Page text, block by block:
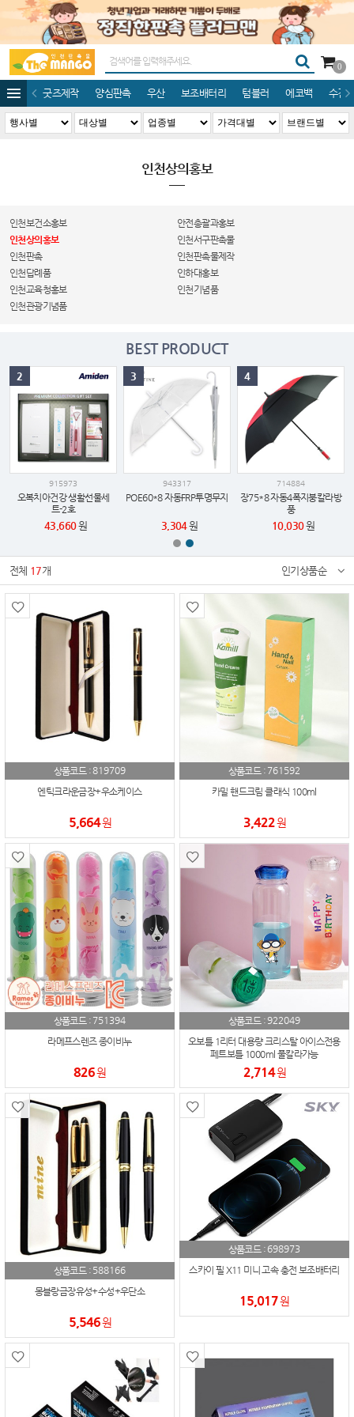
0
굿즈제작 양심판촉 우산 보조배터리 텀블러 에코백 수건/
인천상의홍보
인천보건소홍보
안전총괄과홍보
인천상의홍보
인천서구판촉물
인천판촉
인천판촉물제작
인천답례품
인하대홍보
인천교육청홍보
인천기념품
인천관광기념품
BEST PRODUCT
915973
오복치아건강 생활선물세
트-2호
43,660원
2
943317
POE60*8 자동FRP투명무지
3,304원
3
714884
장75*8 자동4폭지붕칼라방
풍
10,030원
4
전체 17개 인기상품순
상품코드 :819709
엔틱크라운금장+우소케이스
5,664원
상품코드 : 761592
카밀 핸드크림 클래식 100ml
3,422원
상품코드 : 751394
라메프스렌즈 종이비누
826원
상품코드 :922049
오보틀 1리터 대용량 크리스탈 아이스전용
페트보틀 1000ml 풀칼라가능
2,714원
상품코드 : 588166
몽블랑금장유성+수성+우단소
5,546원
상품코드 : 698973
스카이 필 X11 미니 고속 충전 보조배터리
15,017원